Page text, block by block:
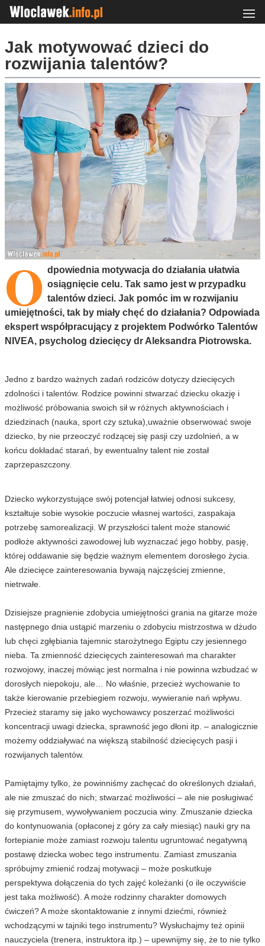
Jak motywować dzieci do
rozwijania talentów?
O dpowiednia motywacja do działania ułatwia
osiągnięcie celu. Tak samo jest w przypadku
talentów dzieci. Jak pomóc im w rozwijaniu
umiejętności, tak by miały chęć do działania? Odpowiada
ekspert współpracujący z projektem Podwórko Talentów
NIVEA, psycholog dziecięcy dr Aleksandra Piotrowska.
Jedno z bardzo ważnych zadań rodziców dotyczy dziecięcych
zdolności i talentów. Rodzice powinni stwarzać dziecku okazję i
możliwość próbowania swoich sił w różnych aktywnościach i
dziedzinach (nauka, sport czy sztuka),uważnie obserwować swoje
dziecko, by nie przeoczyć rodzącej się pasji czy uzdolnień, a w
końcu dokładać starań, by ewentualny talent nie został
zaprzepaszczony.
Dziecko wykorzystujące swój potencjał łatwiej odnosi sukcesy,
kształtuje sobie wysokie poczucie własnej wartości, zaspakaja
potrzebę samorealizacji. W przyszłości talent może stanowić
podłoże aktywności zawodowej lub wyznaczać jego hobby, pasję,
której oddawanie się będzie ważnym elementem dorosłego życia.
Ale dziecięce zainteresowania bywają najczęściej zmienne,
nietrwałe.
Dzisiejsze pragnienie zdobycia umiejętności grania na gitarze może
następnego dnia ustąpić marzeniu o zdobyciu mistrzostwa w dżudo
lub chęci zgłębiania tajemnic starożytnego Egiptu czy jesiennego
nieba. Ta zmienność dziecięcych zainteresowań ma charakter
rozwojowy, inaczej mówiąc jest normalna i nie powinna wzbudzać w
dorosłych niepokoju, ale… No właśnie, przecież wychowanie to
także kierowanie przebiegiem rozwoju, wywieranie nań wpływu.
Przecież staramy się jako wychowawcy poszerzać możliwości
koncentracji uwagi dziecka, sprawność jego dłoni itp. – analogicznie
możemy oddziaływać na większą stabilność dziecięcych pasji i
rozwijanych talentów.
Pamiętajmy tylko, że powinniśmy zachęcać do określonych działań,
ale nie zmuszać do nich; stwarzać możliwości – ale nie posługiwać
się przymusem, wywoływaniem poczucia winy. Zmuszanie dziecka
do kontynuowania (opłaconej z góry za cały miesiąc) nauki gry na
fortepianie może zamiast rozwoju talentu ugruntować negatywną
postawę dziecka wobec tego instrumentu. Zamiast zmuszania
spróbujmy zmienić rodzaj motywacji – może poskutkuje
perspektywa dołączenia do tych zajęć koleżanki (o ile oczywiście
jest taka możliwość). A może rodzinny charakter domowych
ćwiczeń? A może skontaktowanie z innymi dziećmi, również
wchodzącymi w tajniki tego instrumentu? Wysłuchajmy też opinii
nauczyciela (trenera, instruktora itp.) – upewnijmy się, że to nie tylko